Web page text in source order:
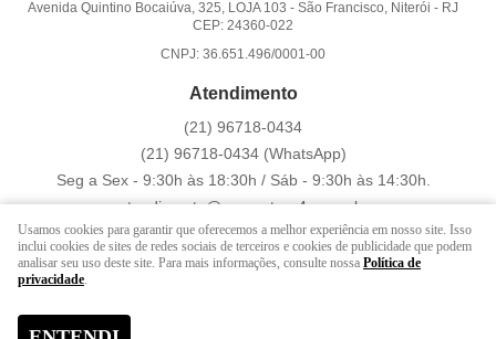
Avenida Quintino Bocaiúva, 325, LOJA 103 -São Francisco, Niterói - RJ
CEP: 24360-022
CNPJ: 36.651.496/0001-00
Atendimento
(21) 96718-0434
(21) 96718-0434 (WhatsApp)
Seg a Sex - 9:30h às 18:30h / Sáb - 9:30h às 14:30h.
atendimento@greenstore4u.com.br
LOJA VIRTUAL CRIADA POR
Usamos cookies para garantir que oferecemos a melhor experiência em nosso site. Isso
inclui cookies de sites de redes sociais de terceiros e cookies de publicidade que podem
analisar seu uso deste site. Para mais informações, consulte nossa Política de
privacidade.